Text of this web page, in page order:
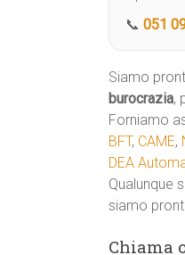
📞 051
Siamo
burocrazia,
Forniamo
BFT, CAME,
DEA
Qualunque
siamo
Chiama